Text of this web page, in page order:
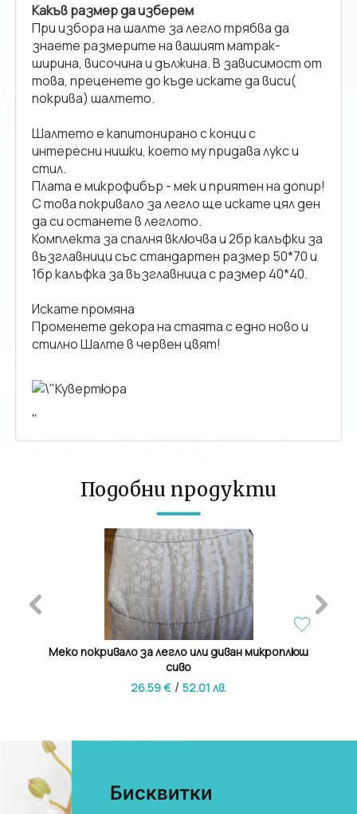
Бисквитки
Какъв размер да изберем
При избора на шалте за легло трябва да
знаете размерите на вашият матрак-
ширина, височина и дължина. В зависимост от
това, преценете до къде искате да виси(
покрива) шалтето.
Шалтето е капитонирано с конци с
интересни нишки, което му придава лукс и
стил.
Плата е микрофибър - мек и приятен на допир!
С това покривало за легло ще искате цял ден
да си останете в леглото.
Комплекта за спалня включва и 2бр калъфки за
възглавници със стандартен размер 50*70 и
1бр калъфка за възглавница с размер 40*40.
Искате промяна
Променете декора на стаята с едно ново и
стилно Шалте в червен цвят!
"
Подобни продукти
Меко покривало за легло или диван микроплюш
сиво
26.59 € / 52.01 лв.